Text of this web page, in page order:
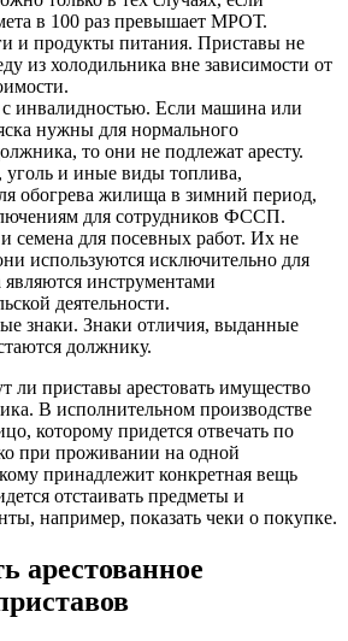
в 100 раз превышает МРОТ.
и продукты питания. Приставы не
из холодильника вне зависимости от
инвалидностью. Если машина или
нужны для нормального
то они не подлежат аресту.
и иные виды топлива,
обогрева жилища в зимний период,
для сотрудников ФССП.
семена для посевных работ. Их не
используются исключительно для
инструментами
деятельности.
знаки. Знаки отличия, выданные
должнику.
ли приставы арестовать имущество
В исполнительном производстве
которому придется отвечать по
при проживании на одной
принадлежит конкретная вещь
отстаивать предметы и
например, показать чеки о покупке.
арестованное